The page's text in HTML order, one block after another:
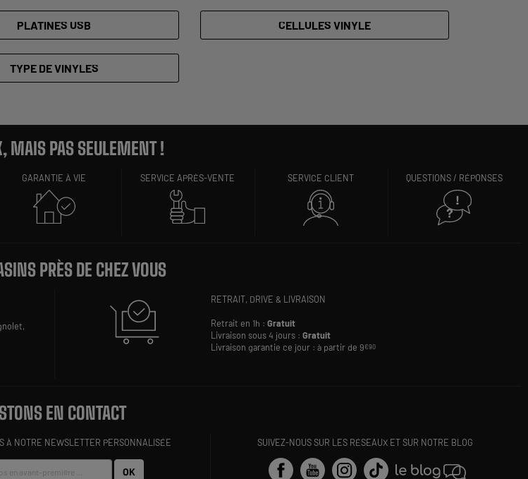
PLATINES USB CELLULES VINYLE
TYPE DE VINYLES
MAIS PAS SEULEMENT !
GARANTIE À VIE SERVICE APRÈS-VENTE SERVICE CLIENT QUESTIONS / RÉPONSES
PRÈS DE CHEZ VOUS
RETRAIT, DRIVE & LIVRAISON
Retrait en 1h :Gratuit
Livraison sous 4 jours :Gratuit
Livraison garantie ce jour : à partir de 9€90
EN CONTACT
À NOTRE NEWSLETTER PERSONNALISÉE
OK
SUIVEZ-NOUS SUR LES RÉSEAUX ET SUR NOTRE BLOG